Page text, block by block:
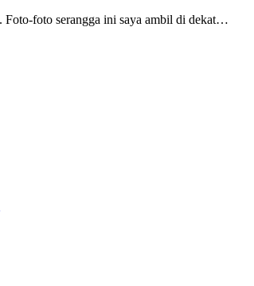
Foto-foto serangga ini saya ambil di dekat…